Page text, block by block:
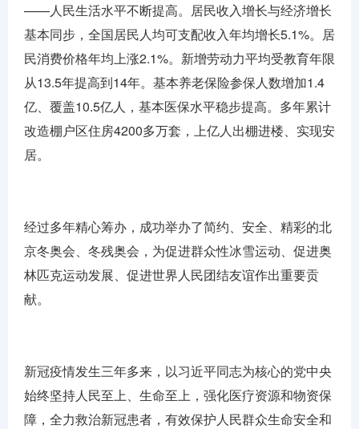
——人民生活水平不断提高。居民收入增长与经济增长
基本同步，全国居民人均可支配收入年均增长5.1%。居
民消费价格年均上涨2.1%。新增劳动力平均受教育年限
从13.5年提高到14年。基本养老保险参保人数增加1.4
亿、覆盖10.5亿人，基本医保水平稳步提高。多年累计
改造棚户区住房4200多万套，上亿人出棚进楼、实现安
居。
经过多年精心筹办，成功举办了简约、安全、精彩的北
京冬奥会、冬残奥会，为促进群众性冰雪运动、促进奥
林匹克运动发展、促进世界人民团结友谊作出重要贡
献。
新冠疫情发生三年多来，以习近平同志为核心的党中央
始终坚持人民至上、生命至上，强化医疗资源和物资保
障，全力救治新冠患者，有效保护人民群众生命安全和